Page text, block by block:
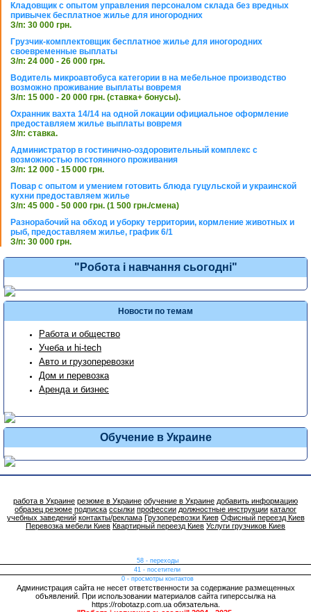
Кладовщик с опытом управления персоналом склада без вредных
привычек бесплатное жилье для иногородних
З/п: 30 000 грн.
Грузчик-комплектовщик бесплатное жилье для иногородних
своевременные выплаты
З/п: 24 000 - 26 000 грн.
Водитель микроавтобуса категории в на мебельное производство
возможно проживание выплаты вовремя
З/п: 15 000 - 20 000 грн. (ставка+ бонусы).
Охранник вахта 14/14 на одной локации официальное оформление
предоставляем жилье выплаты вовремя
З/п: ставка.
Администратор в гостинично-оздоровительный комплекс с
возможностью постоянного проживания
З/п: 12 000 - 15 000 грн.
Повар с опытом и умением готовить блюда гуцульской и украинской
кухни предоставляем жилье
З/п: 45 000 - 50 000 грн. (1 500 грн./смена)
Разнорабочий на обход и уборку территории, кормление животных и
рыб, предоставляем жилье, график 6/1
З/п: 30 000 грн.
"Робота і навчання сьогодні"
Новости по темам
Работа и общество
Учеба и hi-tech
Авто и грузоперевозки
Дом и перевозка
Аренда и бизнес
Обучение в Украине
работа в Украине резюме в Украине обучение в Украине добавить информацию
образец резюме подписка ссылки профессии должностные инструкции каталог
учебных заведений контакты/реклама Грузоперевозки Киев Офисный переезд Киев
Перевозка мебели Киев Квартирный переезд Киев Услуги грузчиков Киев
58 - переходы
41 - посетители
0 - просмотры контактов
Администрация сайта не несет ответственности за содержание размещенных
объявлений. При использовании материалов сайта гиперссылка на
https://robotazp.com.ua обязательна.